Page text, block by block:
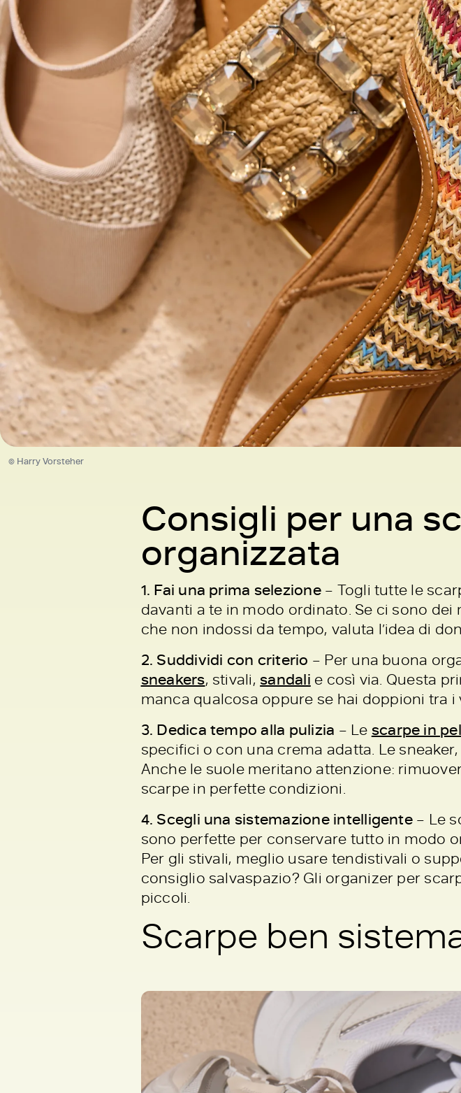
© Harry Vorsteher
Consigli per una
organizzata
1. Fai una prima selezione – Togli tutte le
davanti a te in modo ordinato. Se ci sono
che non indossi da tempo, valuta l’idea di
2. Suddividi con criterio – Per una buona
sneakers, stivali, sandali e così via. Questa
manca qualcosa oppure se hai doppioni tra i
3. Dedica tempo alla pulizia – Le scarpe in
specifici o con una crema adatta. Le
Anche le suole meritano attenzione:
scarpe in perfette condizioni.
4. Scegli una sistemazione intelligente– Le
sono perfette per conservare tutto in modo
Per gli stivali, meglio usare tendistivali o
consiglio salvaspazio? Gli organizer per
piccoli.
Scarpe ben